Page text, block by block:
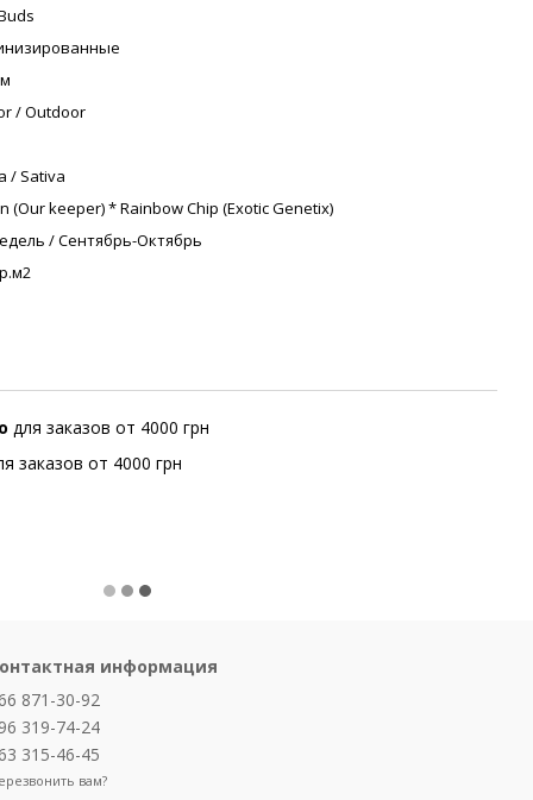
/ Outdoor
/ Sativa
(Our keeper) * Rainbow Chip (Exotic Genetix)
/ Сентябрь-Октябрь
для заказов от 4000 грн
заказов от 4000 грн
информация
871-30-92
319-74-24
315-46-45
вам?